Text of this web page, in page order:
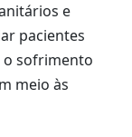
e
pacientes
o sofrimento
meio às